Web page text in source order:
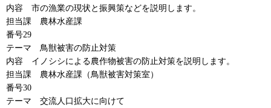
内容
市の漁業の現状と振興策などを説明します。
担当課
農林水産課
番号29
テーマ
鳥獣被害の防止対策
内容
イノシシによる農作物被害の防止対策を説明します。
担当課
農林水産課 （鳥獣被害対策室）
番号30
テーマ
交流人口拡大に向けて